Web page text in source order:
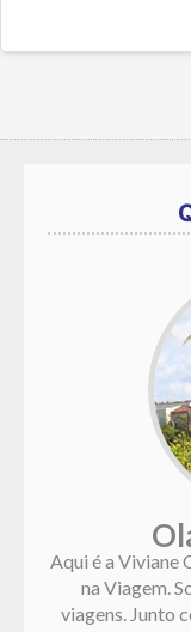
Aqui é a Viviane
na Viagem.
viagens. Junto